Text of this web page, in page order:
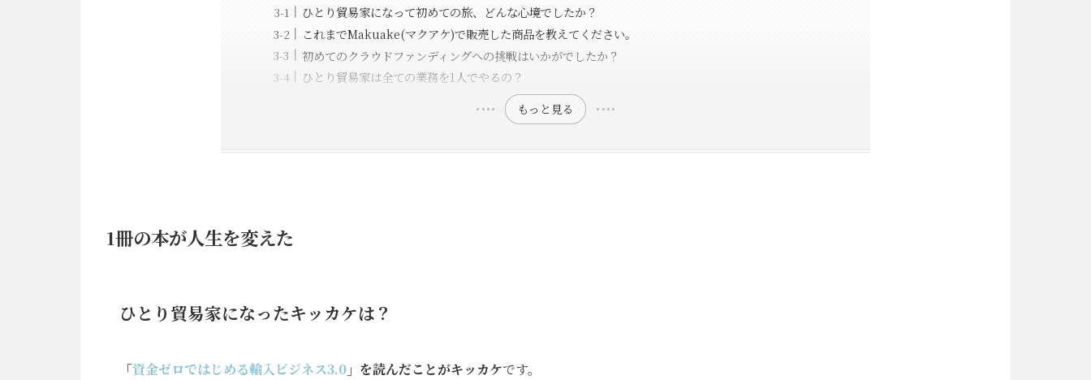
ひとり貿易家になって初めての旅、どんな心境でしたか？
これまでMakuake(マクアケ)で販売した商品を教えてください。
初めてのクラウドファンディングへの挑戦はいかがでしたか？
ひとり貿易家は全ての業務を1人でやるの？
もっと見る
1冊の本が人生を変えた
ひとり貿易家になったキッカケは？
「資金ゼロではじめる輸入ビジネス3.0 」を読んだことがキッカケです。